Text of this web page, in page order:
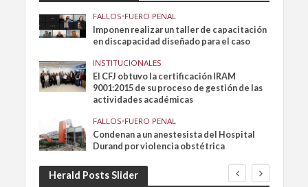
FALLOS•FUERO PENAL
Imponen realizar un taller de capacitación
en discapacidad diseñado para el caso
INSTITUCIONALES
El CFJ obtuvo la certificación IRAM
9001:2015 de su proceso de gestión de las
actividades académicas
FALLOS•FUERO PENAL
Condenan a un anestesista del Hospital
Durand por violencia obstétrica
Herald Posts Slider